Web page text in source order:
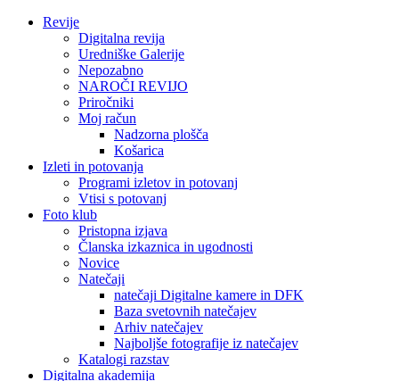
Revije
Digitalna revija
Uredniške Galerije
Nepozabno
NAROČI REVIJO
Priročniki
Moj račun
Nadzorna plošča
Košarica
Izleti in potovanja
Programi izletov in potovanj
Vtisi s potovanj
Foto klub
Pristopna izjava
Članska izkaznica in ugodnosti
Novice
Natečaji
natečaji Digitalne kamere in DFK
Baza svetovnih natečajev
Arhiv natečajev
Najboljše fotografije iz natečajev
Katalogi razstav
Digitalna akademija